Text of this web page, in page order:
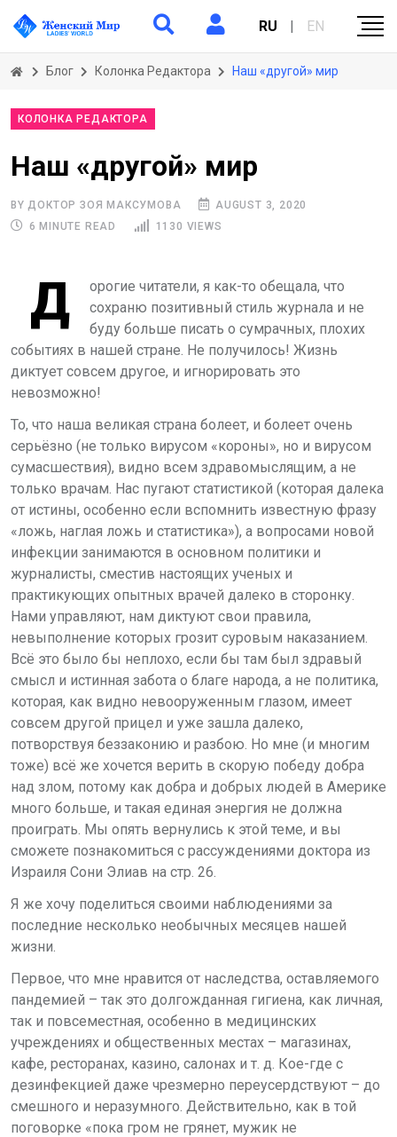
RU | EN
Блог Колонка Редактора Наш «другой» мир
КОЛОНКА РЕДАКТОРА
Наш «другой» мир
BY ДОКТОР ЗОЯ МАКСУМОВА
AUGUST 3, 2020
6 MINUTE READ
1130 VIEWS
Д
орогие читатели, я как-то обещала, что
сохраню позитивный стиль журнала и не
буду больше писать о сумрачных, плохих
событиях в нашей стране. Не получилось! Жизнь
диктует совсем другое, и игнорировать это
невозможно!
То, что наша великая страна болеет, и болеет очень
серьёзно (не только вирусом «короны», но и вирусом
сумасшествия), видно всем здравомыслящим, а не
только врачам. Нас пугают статистикой (которая далека
от истины, особенно если вспомнить известную фразу
«ложь, наглая ложь и статистика»), а вопросами новой
инфекции занимаются в основном политики и
журналисты, сместив настоящих ученых и
практикующих опытных врачей далеко в сторонку.
Нами управляют, нам диктуют свои правила,
невыполнение которых грозит суровым наказанием.
Всё это было бы неплохо, если бы там был здравый
смысл и истинная забота о благе народа, а не политика,
которая, как видно невооруженным глазом, имеет
совсем другой прицел и уже зашла далеко,
потворствуя беззаконию и разбою. Но мне (и многим
тоже) всё же хочется верить в скорую победу добра
над злом, потому как добра и добрых людей в Америке
много больше, и такая единая энергия не должна
проиграть. Мы опять вернулись к этой теме, и вы
сможете познакомиться с рассуждениями доктора из
Израиля Сони Элиав на стр. 26.
Я же хочу поделиться своими наблюдениями за
последние несколько необычных месяцев нашей
жизни.
Первое, что мне нравится от наследства, оставляемого
пандемией – так это долгожданная гигиена, как личная,
так и повсеместная, особенно в медицинских
учреждениях и общественных местах – магазинах,
кафе, ресторанах, казино, салонах и т. д. Кое-где с
дезинфекцией даже чрезмерно переусердствуют – до
смешного и неразумного. Действительно, как в той
поговорке «пока гром не грянет, мужик не